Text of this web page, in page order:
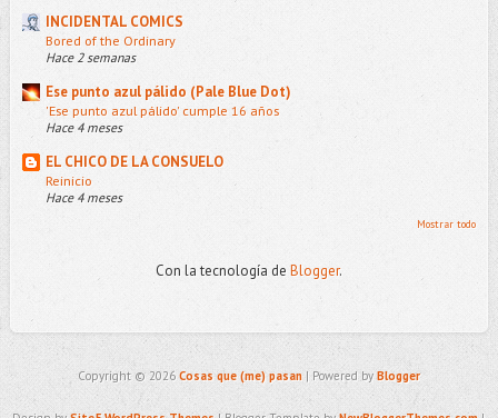
INCIDENTAL COMICS
Bored of the Ordinary
Hace 2 semanas
Ese punto azul pálido (Pale Blue Dot)
'Ese punto azul pálido' cumple 16 años
Hace 4 meses
EL CHICO DE LA CONSUELO
Reinicio
Hace 4 meses
Mostrar todo
Con la tecnología de Blogger.
Copyright © 2026Cosas que (me) pasan | Powered byBlogger